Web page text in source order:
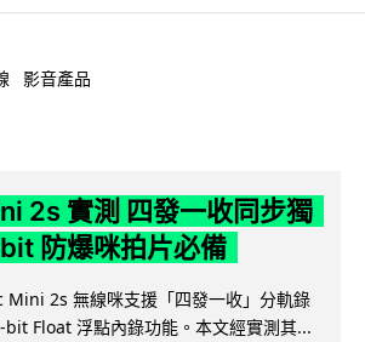
影音產品
2s 實測 四發一收同步獨
防爆咪拍片必備
Mini 2s 無線咪支援「四發一收」分軌錄
Float 浮點內錄功能。本文經實測其...